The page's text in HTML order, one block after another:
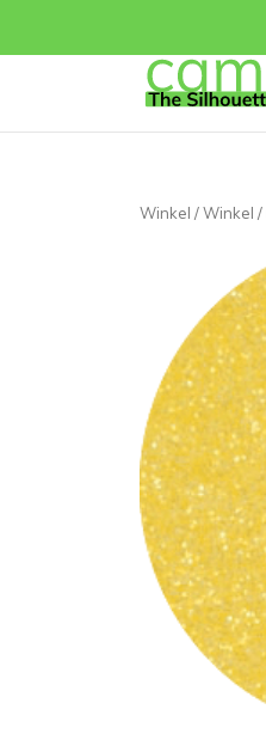
Winkel /Winkel /